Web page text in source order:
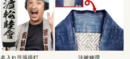
名入れ弓張提灯 法被修理